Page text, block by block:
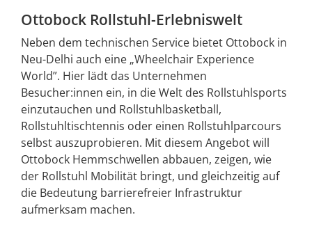
Ottobock Rollstuhl-Erlebniswelt
Neben dem technischen Service bietet Ottobock in
Neu-Delhi auch eine „Wheelchair Experience
World”. Hier lädt das Unternehmen
Besucher:innen ein, in die Welt des Rollstuhlsports
einzutauchen und Rollstuhlbasketball,
Rollstuhltischtennis oder einen Rollstuhlparcours
selbst auszuprobieren. Mit diesem Angebot will
Ottobock Hemmschwellen abbauen, zeigen, wie
der Rollstuhl Mobilität bringt, und gleichzeitig auf
die Bedeutung barrierefreier Infrastruktur
aufmerksam machen.